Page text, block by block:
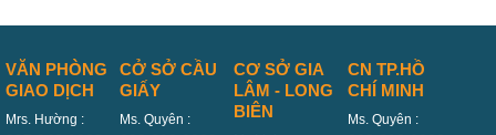
VĂN PHÒNG
GIAO DỊCH
Mrs. Hường :
CỞ SỞ CẦU
GIẤY
Ms. Quyên :
CƠ SỞ GIA
LÂM - LONG
BIÊN
CN TP.HỒ
CHÍ MINH
Ms. Quyên :